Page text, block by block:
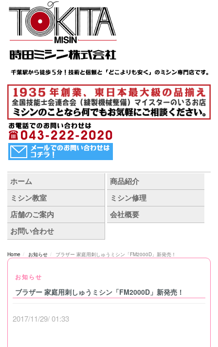
Home お知らせ ブラザー 家庭用刺しゅうミシン「FM2000D」新発売！
お知らせ
ブラザー 家庭用刺しゅうミシン「FM2000D」新発売！
2017/11/29/ 01:33